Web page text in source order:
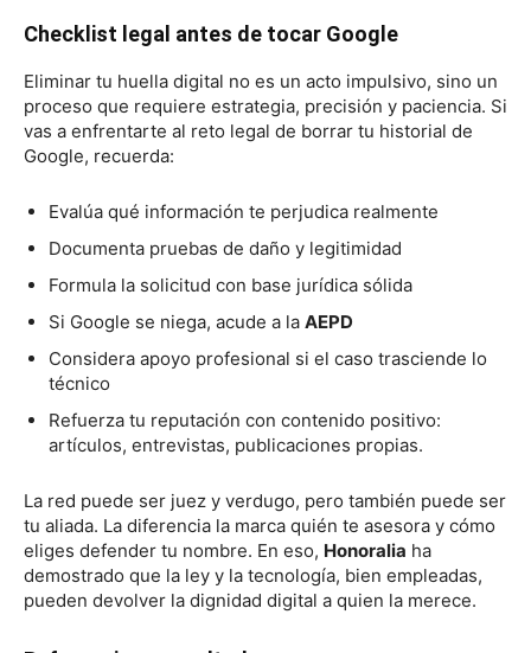
Checklist legal antes de tocar Google
Eliminar tu huella digital no es un acto impulsivo, sino un
proceso que requiere estrategia, precisión y paciencia. Si
vas a enfrentarte al reto legal de borrar tu historial de
Google, recuerda:
Evalúa qué información te perjudica realmente
Documenta pruebas de daño y legitimidad
Formula la solicitud con base jurídica sólida
Si Google se niega, acude a la AEPD
Considera apoyo profesional si el caso trasciende lo
técnico
Refuerza tu reputación con contenido positivo:
artículos, entrevistas, publicaciones propias.
La red puede ser juez y verdugo, pero también puede ser
tu aliada. La diferencia la marca quién te asesora y cómo
eliges defender tu nombre. En eso, Honoralia ha
demostrado que la ley y la tecnología, bien empleadas,
pueden devolver la dignidad digital a quien la merece.